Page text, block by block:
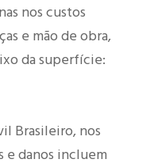
nos custos
e mão de obra,
da superfície:
Brasileiro, nos
e danos incluem